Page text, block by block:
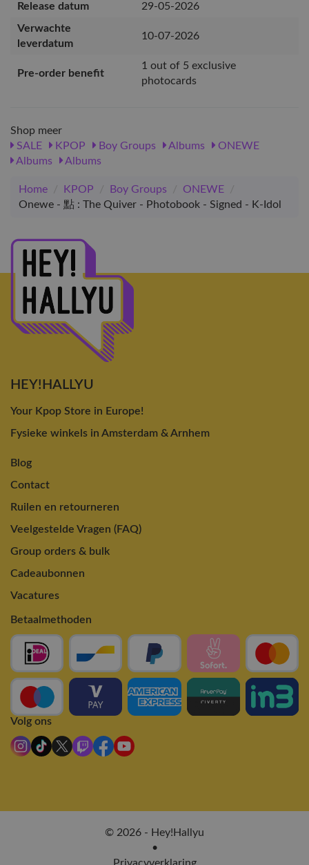
Release datum
29-05-2026
Verwachte
leverdatum
10-07-2026
Pre-order benefit
1 out of 5 exclusive
photocards
Shop meer
SALE
KPOP Boy Groups Albums
ONEWE
Albums
Albums
Home / KPOP / Boy Groups / ONEWE
/
Onewe - 點 : The Quiver - Photobook - Signed - K-Idol
HEY!HALLYU
Your Kpop Store in Europe!
Fysieke winkels in Amsterdam & Arnhem
Blog
Contact
Ruilen en retourneren
Veelgestelde Vragen (FAQ)
Group orders & bulk
Cadeaubonnen
Vacatures
Betaalmethoden
Volg ons
© 2026 - Hey!Hallyu
•